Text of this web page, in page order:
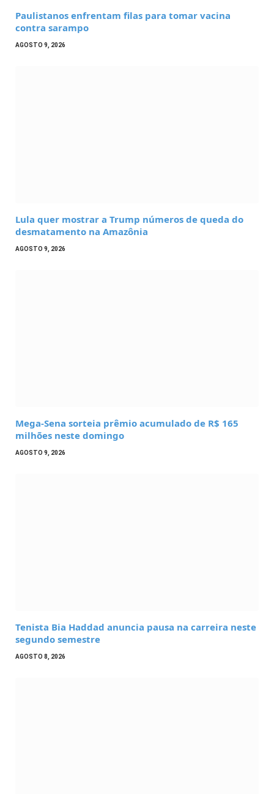
Paulistanos enfrentam filas para tomar vacina
contra sarampo
AGOSTO 9, 2026
Lula quer mostrar a Trump números de queda do
desmatamento na Amazônia
AGOSTO 9, 2026
Mega-Sena sorteia prêmio acumulado de R$ 165
milhões neste domingo
AGOSTO 9, 2026
Tenista Bia Haddad anuncia pausa na carreira neste
segundo semestre
AGOSTO 8, 2026